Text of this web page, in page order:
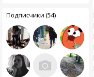
Подписчики (54)